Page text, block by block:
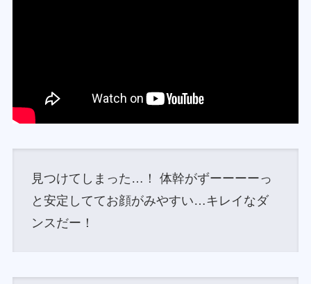
見つけてしまった…！ 体幹がずーーーーっ
と安定しててお顔がみやすい…キレイなダ
ンスだー！